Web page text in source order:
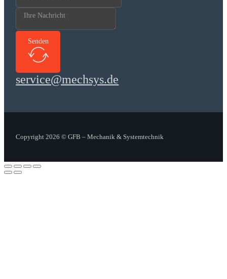
Senden
service@mechsys.de
Copyright 2026 © GFB – Mechanik & Systemtechnik